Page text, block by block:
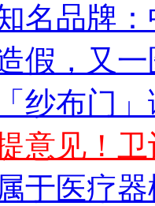
名品牌
假，又
纱布门
意见！
于医疗